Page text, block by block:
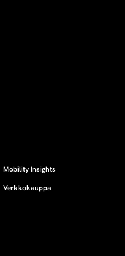
Mobility Insights
Verkkokauppa